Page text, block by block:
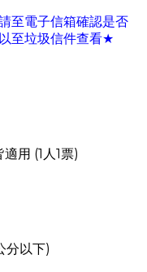
至電子信箱確認是否
至垃圾信件查看★
適用 (1 人 1 票)
分以下)